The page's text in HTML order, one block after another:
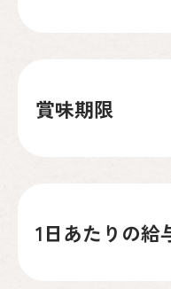
賞味期限
1日あたりの給